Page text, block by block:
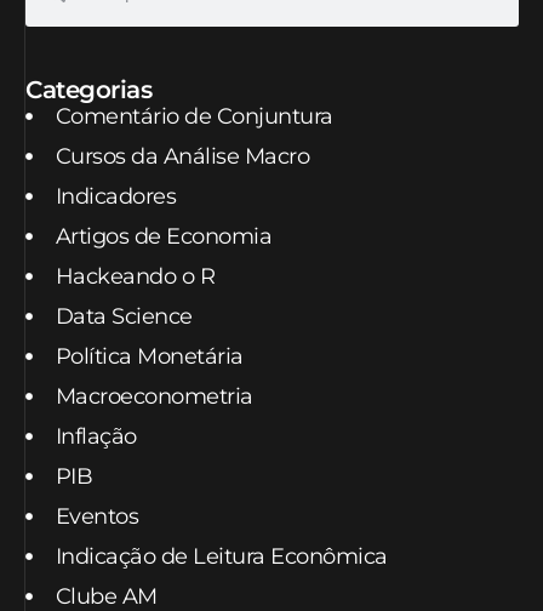
Categorias
Comentário de Conjuntura
Cursos da Análise Macro
Indicadores
Artigos de Economia
Hackeando o R
Data Science
Política Monetária
Macroeconometria
Inflação
PIB
Eventos
Indicação de Leitura Econômica
Clube AM